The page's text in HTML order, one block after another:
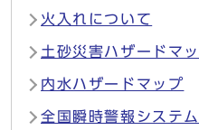
火入れについて
土砂災害ハザードマ
内水ハザードマップ
全国瞬時警報システ